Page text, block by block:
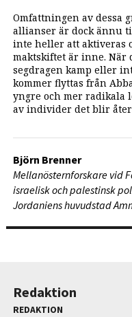
Omfattningen av dessa
allianser är dock ännu
inte heller att aktiveras
maktskiftet är inne. När
segdragen kamp eller
kommer flyttas från
yngre och mer radikala
av individer det blir
Björn Brenner
Mellanösternforskare vid
israelisk och palestinsk
Jordaniens huvudstad
Redaktion
REDAKTION